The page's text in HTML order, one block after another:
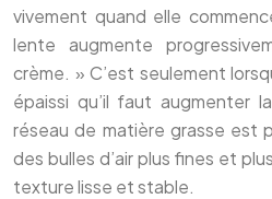
vivement quand elle
lente augmente
crème. » C’est seulement
épaissi qu’il faut augmenter
réseau de matière grasse est
des bulles d’air plus fines et
texture lisse et stable.